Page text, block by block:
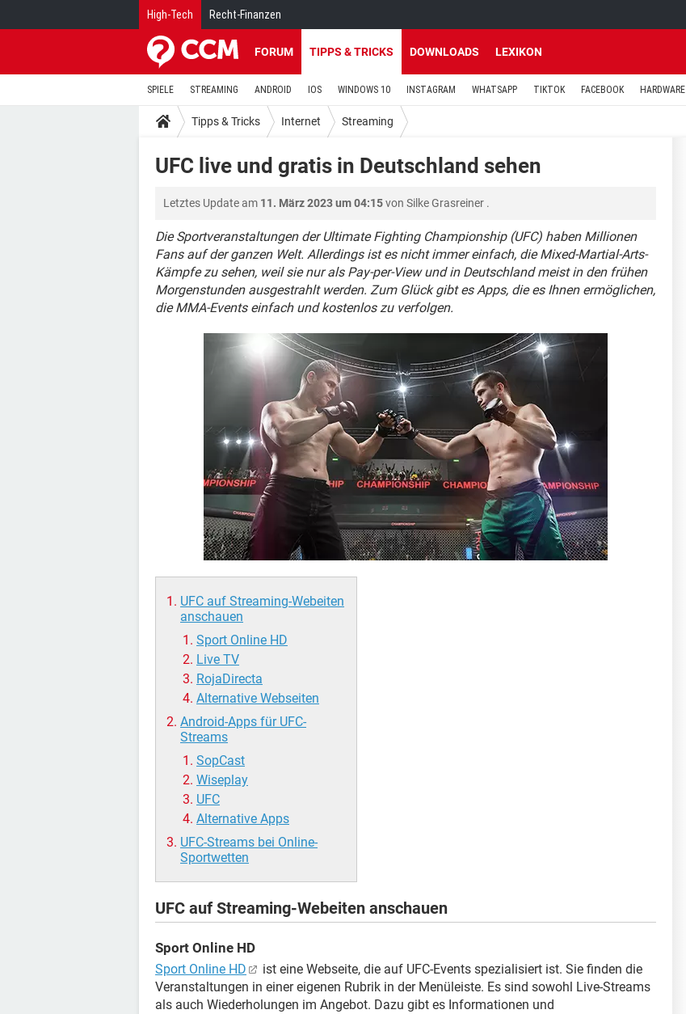
High-Tech Recht-Finanzen
FORUM TIPPS & TRICKS DOWNLOADS LEXIKON
SPIELE STREAMING ANDROID IOS WINDOWS 10 INSTAGRAM WHATSAPP TIKTOK FACEBOOK HARDWARE
Tipps & Tricks Internet Streaming
UFC live und gratis in Deutschland sehen
Letztes Update am 11. März 2023 um 04:15von Silke Grasreiner .
Die Sportveranstaltungen der Ultimate Fighting Championship (UFC) haben Millionen
Fans auf der ganzen Welt. Allerdings ist es nicht immer einfach, die Mixed-Martial-Arts-
Kämpfe zu sehen, weil sie nur als Pay-per-View und in Deutschland meist in den frühen
Morgenstunden ausgestrahlt werden. Zum Glück gibt es Apps, die es Ihnen ermöglichen,
die MMA-Events einfach und kostenlos zu verfolgen.
UFC auf Streaming-Webeiten
anschauen
Sport Online HD
Live TV
RojaDirecta
Alternative Webseiten
Android-Apps für UFC-
Streams
SopCast
Wiseplay
UFC
Alternative Apps
UFC-Streams bei Online-
Sportwetten
UFC auf Streaming-Webeiten anschauen
Sport Online HD
Sport Online HD
ist eine Webseite, die auf UFC-Events spezialisiert ist. Sie finden die
Veranstaltungen in einer eigenen Rubrik in der Menüleiste. Es sind sowohl Live-Streams
als auch Wiederholungen im Angebot. Dazu gibt es Informationen und